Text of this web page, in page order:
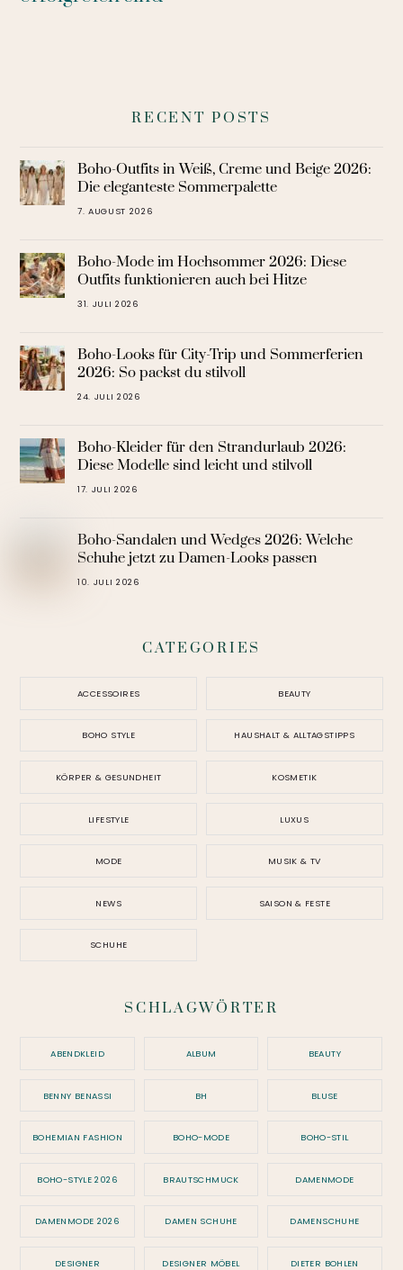
RECENT POSTS
Boho-Outfits in Weiß, Creme und Beige 2026:
Die eleganteste Sommerpalette
7. AUGUST 2026
Boho-Mode im Hochsommer 2026: Diese
Outfits funktionieren auch bei Hitze
31. JULI 2026
Boho-Looks für City-Trip und Sommerferien
2026: So packst du stilvoll
24. JULI 2026
Boho-Kleider für den Strandurlaub 2026:
Diese Modelle sind leicht und stilvoll
17. JULI 2026
Boho-Sandalen und Wedges 2026: Welche
Schuhe jetzt zu Damen-Looks passen
10. JULI 2026
CATEGORIES
ACCESSOIRES BEAUTY
BOHO STYLE HAUSHALT & ALLTAGSTIPPS
KÖRPER & GESUNDHEIT KOSMETIK
LIFESTYLE LUXUS
MODE MUSIK & TV
NEWS SAISON & FESTE
SCHUHE
SCHLAGWÖRTER
ABENDKLEID ALBUM BEAUTY
BENNY BENASSI BH BLUSE
BOHEMIAN FASHION BOHO-MODE BOHO-STIL
BOHO-STYLE 2026 BRAUTSCHMUCK DAMENMODE
DAMENMODE 2026 DAMEN SCHUHE DAMENSCHUHE
DESIGNER DESIGNER MÖBEL DIETER BOHLEN